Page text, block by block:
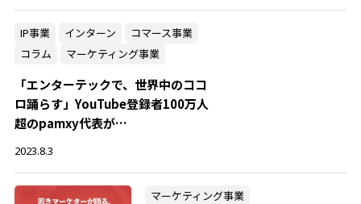
IP事業 インターン
コマース事業
コラム
マーケティング事業
「エンターテックで、世界中のココ
ロ踊らす」YouTube登録者100万人
超のpamxy代表が…
2023.8.3
マーケティング事業